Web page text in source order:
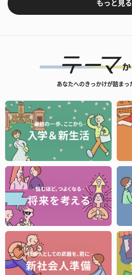
もっと見る
あなたへのきっかけが詰まっ